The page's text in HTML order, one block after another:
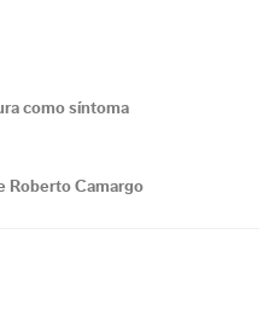
como síntoma
Roberto Camargo